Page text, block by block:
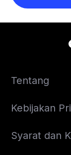
Tentang
Kebijakan
Syarat dan